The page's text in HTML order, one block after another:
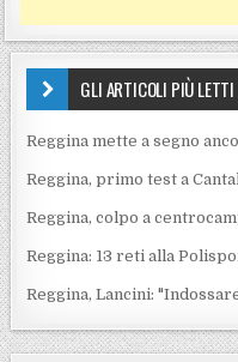
GLI ARTICOLI PIÙ LETTI
Reggina mette a segno
Reggina, primo test a
Reggina, colpo a
Reggina: 13 reti alla
Reggina, Lancini: